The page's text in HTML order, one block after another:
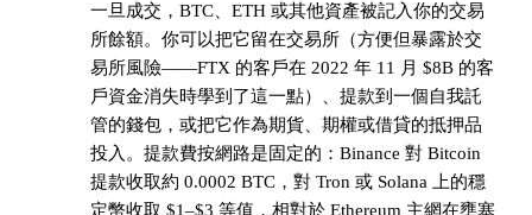
一旦成交，BTC、ETH 或其他資產被記入你的交易
所餘額。你可以把它留在交易所（方便但暴露於交
易所風險——FTX 的客戶在 2022 年 11 月 $8B 的客
戶資金消失時學到了這一點）、提款到一個自我託
管的錢包，或把它作為期貨、期權或借貸的抵押品
投入。提款費按網路是固定的：Binance 對 Bitcoin
提款收取約 0.0002 BTC，對 Tron 或 Solana 上的穩
定幣收取 $1–$3 等值，相對於 Ethereum 主網在壅塞